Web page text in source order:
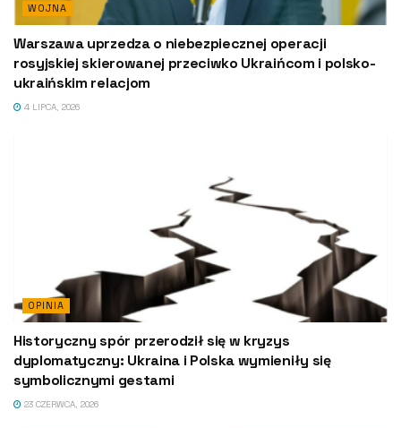
WOJNA
Warszawa uprzedza o niebezpiecznej operacji
rosyjskiej skierowanej przeciwko Ukraińcom i polsko-
ukraińskim relacjom
4 LIPCA, 2026
OPINIA
Historyczny spór przerodził się w kryzys
dyplomatyczny: Ukraina i Polska wymieniły się
symbolicznymi gestami
23 CZERWCA, 2026